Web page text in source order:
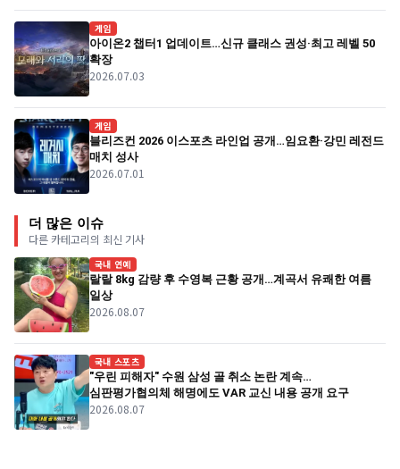
게임
아이온2 챕터1 업데이트…신규 클래스 권성·최고 레벨 50
확장
2026.07.03
게임
블리즈컨 2026 이스포츠 라인업 공개…임요환·강민 레전드
매치 성사
2026.07.01
더 많은 이슈
다른 카테고리의 최신 기사
국내 연예
랄랄 8kg 감량 후 수영복 근황 공개…계곡서 유쾌한 여름
일상
2026.08.07
국내 스포츠
"우린 피해자" 수원 삼성 골 취소 논란 계속…
심판평가협의체 해명에도 VAR 교신 내용 공개 요구
2026.08.07